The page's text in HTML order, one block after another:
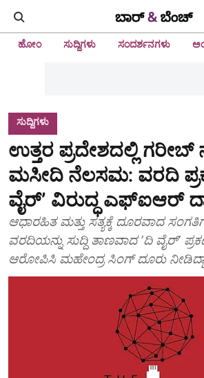
ಹೋಂ ಸುದ್ದಿಗಳು ಸಂದರ್ಶನಗಳು
ಸುದ್ದಿಗಳು
ಉತ್ತರ ಪ್ರದೇಶದಲ್ಲಿ
ಮಸೀದಿ ನೆಲಸಮ: ವರದಿ
ವೈರ್‌ʼ ವಿರುದ್ಧ ಎಫ್‌ಐಆರ್‌
ಆಧಾರಹಿತ ಮತ್ತು ಸತ್ಯಕ್ಕೆ ದೂರವಾದ
ವರದಿಯನ್ನು ಸುದ್ದಿ ತಾಣವಾದ ʼದಿ ವೈರ್‌ʼ
ಆರೋಪಿಸಿ ಮಹೇಂದ್ರ ಸಿಂಗ್‌ ದೂರು